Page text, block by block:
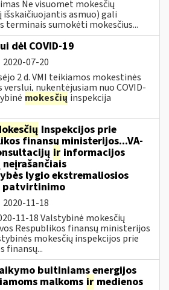
Ne visuomet mokesčių
asmuo) gali
sumokėti mokesčius...
dėl COVID-19
2020-07-20
2 d. VMI teikiamos mokestinės
nukentėjusiam nuo COVID-
mokesčių inspekcija
Inspekcijos prie
finansų ministerijos...VA-
ir informacijos
lygio ekstremaliosios
patvirtinimo
2020-11-18
11-18 Valstybinė mokesčių
Respublikos finansų ministerijos
mokesčių inspekcijos prie
finansų...
buitiniams energijos
malkoms ir medienos